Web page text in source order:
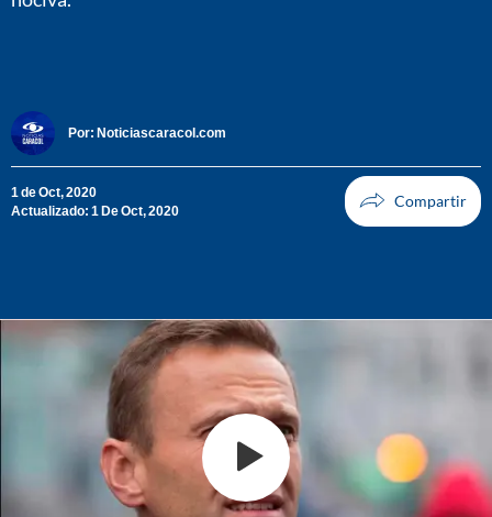
Por: Noticiascaracol.com
1 de Oct, 2020
Actualizado: 1 De Oct, 2020